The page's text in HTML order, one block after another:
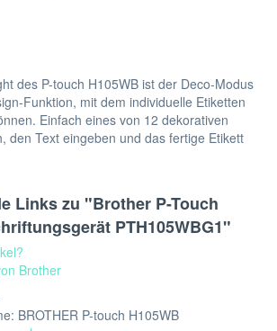
des P-touch H105WB ist der Deco-Modus
Funktion, mit dem individuelle Etiketten
Einfach eines von 12 dekorativen
den Text eingeben und das fertige Etikett
Links zu "Brother P-Touch
PTH105WBG1"
Brother
BROTHER P-touch H105WB